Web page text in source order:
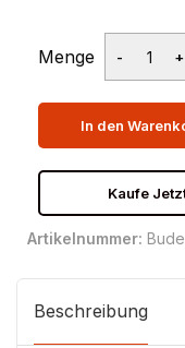
Menge
In den
Kaufe
Artikelnummer:
Beschreibung